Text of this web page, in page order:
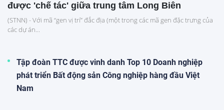
được 'chế tác' giữa trung tâm Long Biên
(STNN) - Với mã “gen vị trí” đắc địa (một trong các mã gen đặc trưng của
các dự án...
Tập đoàn TTC được vinh danh Top 10 Doanh nghiệp
phát triển Bất động sản Công nghiệp hàng đầu Việt
Nam